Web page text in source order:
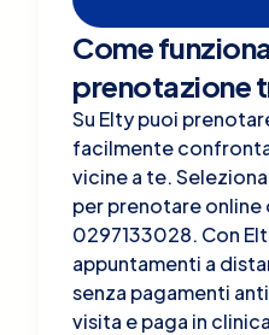
Come
prenotazione
Su Elty puoi
facilmente
vicine a te.
per prenotare online
0297133028. Con
appuntamenti a
senza pagamenti
visita e paga in